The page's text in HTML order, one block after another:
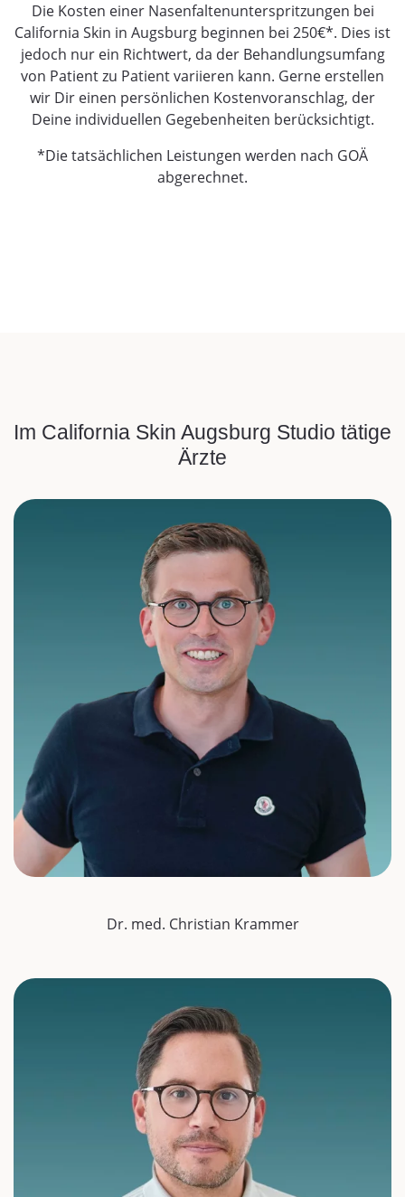
Die Kosten einer Nasenfaltenunterspritzungen bei
California Skin in Augsburg beginnen bei 250€*. Dies ist
jedoch nur ein Richtwert, da der Behandlungsumfang
von Patient zu Patient variieren kann. Gerne erstellen
wir Dir einen persönlichen Kostenvoranschlag, der
Deine individuellen Gegebenheiten berücksichtigt.
*Die tatsächlichen Leistungen werden nach GOÄ
abgerechnet.
Im California Skin Augsburg Studio tätige
Ärzte
Dr. med. Christian Krammer